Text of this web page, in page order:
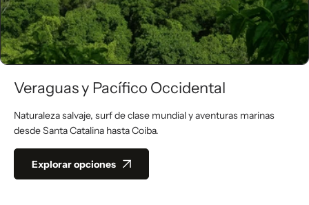
Veraguas y Pacífico Occidental
Naturaleza salvaje, surf de clase mundial y aventuras marinas
desde Santa Catalina hasta Coiba.
Explorar opciones